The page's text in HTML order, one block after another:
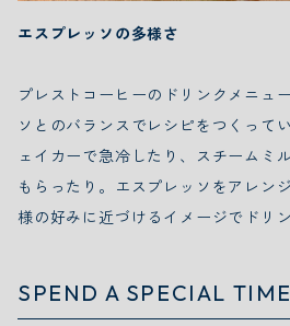
エスプレッソの多様さ
プレストコーヒーのドリンクメニュ
ソとのバランスでレシピをつくって
ェイカーで急冷したり、スチームミ
もらったり。エスプレッソをアレン
様の好みに近づけるイメージでドリ
SPEND A SPECIAL TIME